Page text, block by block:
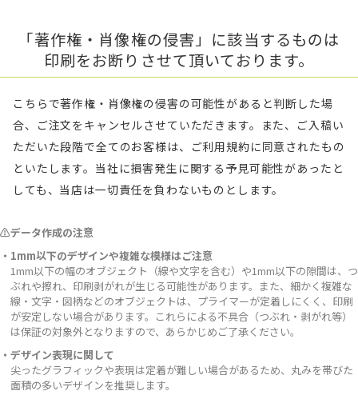
「著作権・肖像権の侵害」に該当するものは
印刷をお断りさせて頂いております。
こちらで著作権・肖像権の侵害の可能性があると判断した場
合、ご注文をキャンセルさせていただきます。また、ご入稿い
ただいた段階で全てのお客様は、ご利用規約に同意されたもの
といたします。当社に損害発生に関する予見可能性があったと
しても、当店は一切責任を負わないものとします。
⚠データ作成の注意
・1mm以下のデザインや複雑な模様はご注意
1mm以下の幅のオブジェクト（線や文字を含む）や1mm以下の隙間は、つ
ぶれや擦れ、印刷剥がれが生じる可能性があります。また、細かく複雑な
線・文字・図柄などのオブジェクトは、プライマーが定着しにくく、印刷
が安定しない場合があります。これらによる不具合（つぶれ・剥がれ等）
は保証の対象外となりますので、あらかじめご了承ください。
・デザイン表現に関して
尖ったグラフィックや表現は定着が難しい場合があるため、丸みを帯びた
面積の多いデザインを推奨します。